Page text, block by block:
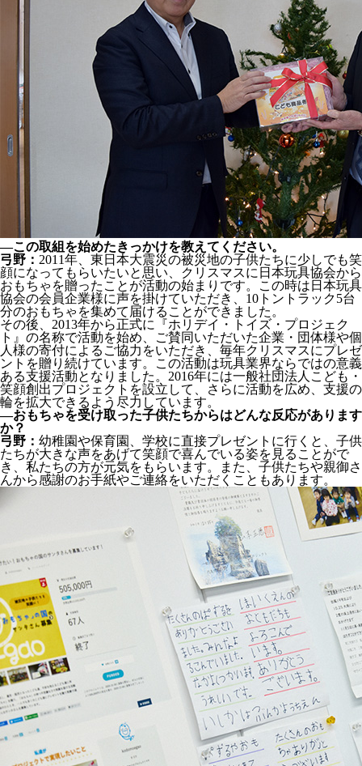
―この取組を始めたきっかけを教えてください。
弓野： 2011年、東日本大震災の被災地の子供たちに少しでも笑
顔になってもらいたいと思い、クリスマスに日本玩具協会から
おもちゃを贈ったことが活動の始まりです。この時は日本玩具
協会の会員企業様に声を掛けていただき、10トントラック5台
分のおもちゃを集めて届けることができました。
その後、2013年から正式に『ホリデイ・トイズ・プロジェク
ト』の名称で活動を始め、ご賛同いただいた企業・団体様や個
人様の寄付によるご協力をいただき、毎年クリスマスにプレゼ
ントを贈り続けています。この活動は玩具業界ならではの意義
ある支援活動となりました。2016年には一般社団法人こども・
笑顔創出プロジェクトを設立して、さらに活動を広め、支援の
輪を拡大できるよう尽力しています。
―おもちゃを受け取った子供たちからはどんな反応があります
か？
弓野： 幼稚園や保育園、学校に直接プレゼントに行くと、子供
たちが大きな声をあげて笑顔で喜んでいる姿を見ることがで
き、私たちの方が元気をもらいます。また、子供たちや親御さ
んから感謝のお手紙やご連絡をいただくこともあります。